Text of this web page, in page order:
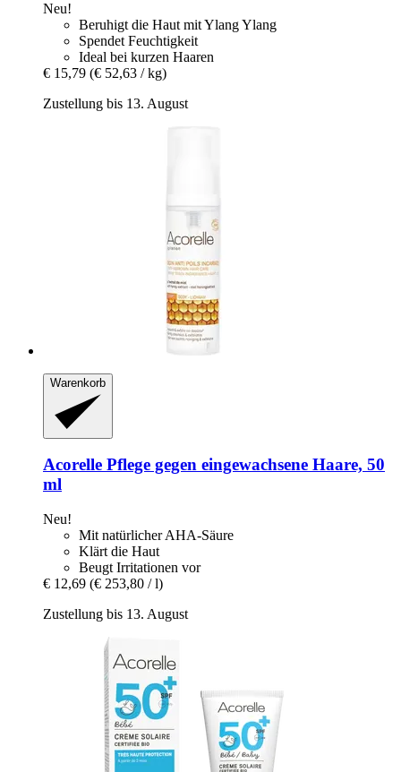
Neu!
Beruhigt die Haut mit Ylang Ylang
Spendet Feuchtigkeit
Ideal bei kurzen Haaren
€ 15,79 (€ 52,63 / kg)
Zustellung bis 13. August
Warenkorb
Acorelle Pflege gegen eingewachsene Haare, 50
ml
Neu!
Mit natürlicher AHA-Säure
Klärt die Haut
Beugt Irritationen vor
€ 12,69 (€ 253,80 / l)
Zustellung bis 13. August